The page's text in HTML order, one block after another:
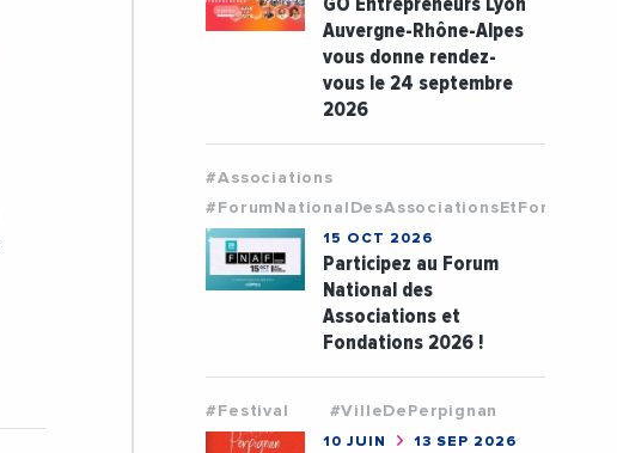
Auvergne-Rhône-Alpes
vous donne rendez-
vous le 24 septembre
2026
#Associations
15 OCT 2026
Participez au Forum
National des
Associations et
Fondations 2026 !
#Festival #VilleDePerpignan
10 JUIN 13 SEP 2026